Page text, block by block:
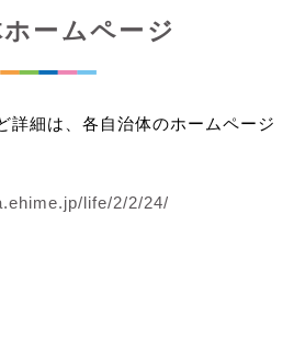
ームページ
詳細は、各自治体のホームページ
life/2/2/24/